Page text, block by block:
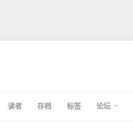
读者 存档 标签 论坛